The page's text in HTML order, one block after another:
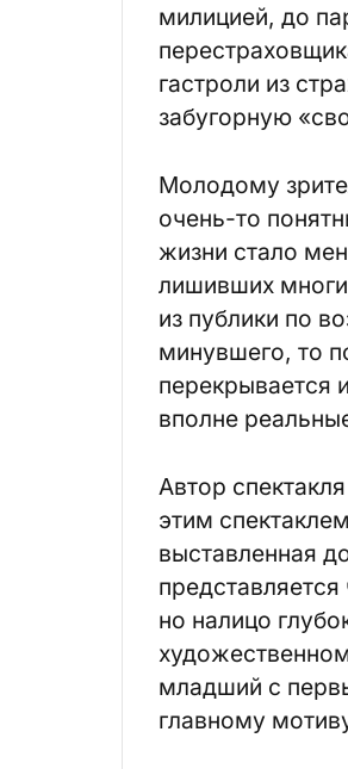
милицией, до
гастроли из
забугорную
Молодому
очень-то
жизни стало
лишивших
из публики по
минувшего, то
перекрывается
вполне
Автор
этим
выставленная
но налицо
младший с
главному